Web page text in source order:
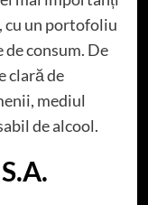
cu un portofoliu
consum. De
clară de
mediul
de alcool.